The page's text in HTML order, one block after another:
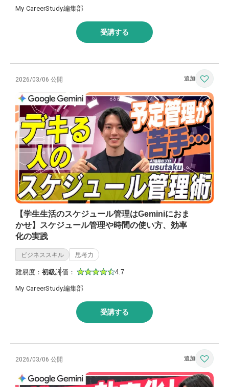
My CareerStudy編集部
受講する
2026/03/06 公開
【学生生活のスケジュール管理はGeminiにおま
かせ】スケジュール管理や時間の使い方、効率
化の実践
ビジネススキル 思考力
難易度： 初級評価： 4.7
My CareerStudy編集部
受講する
2026/03/06 公開